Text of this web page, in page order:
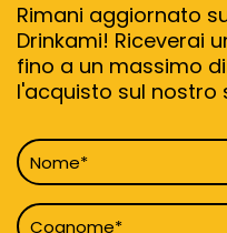
Rimani aggiornato
Drinkami! Riceverai
fino a un massimo
l'acquisto sul nostro
Nome
*
Cognome